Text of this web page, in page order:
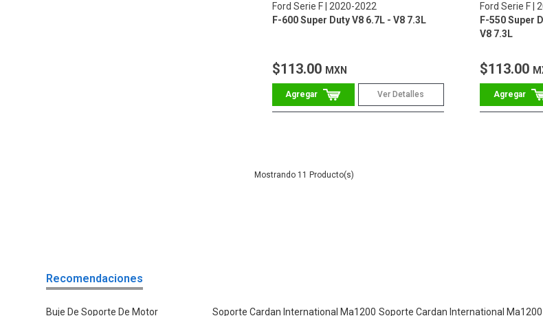
Ford Serie F 2020-2022
F-600 Super Duty V8 6.7L - V8 7.3L
$113.00 MXN
Ver Detalles
Ford Serie F
F-550 Super
V8 7.3L
$113.00
11
Recomendaciones
Buje De Soporte De Motor
Soporte Cardan International Ma1200 Soporte Cardan International Ma1200